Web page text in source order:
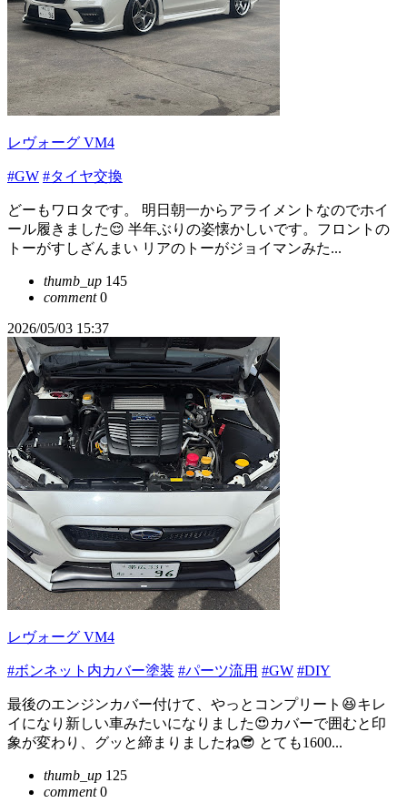
レヴォーグ VM4
#GW #タイヤ交換
どーもワロタです。 明日朝一からアライメントなのでホイ
ール履きました😌 半年ぶりの姿懐かしいです。フロントの
トーがすしざんまい リアのトーがジョイマンみた...
thumb_up 145
comment0
2026/05/03 15:37
レヴォーグ VM4
#ボンネット内カバー塗装 #パーツ流用 #GW #DIY
最後のエンジンカバー付けて、やっとコンプリート😆キレ
イになり新しい車みたいになりました😍カバーで囲むと印
象が変わり、グッと締まりましたね😎 とても1600...
thumb_up 125
comment0